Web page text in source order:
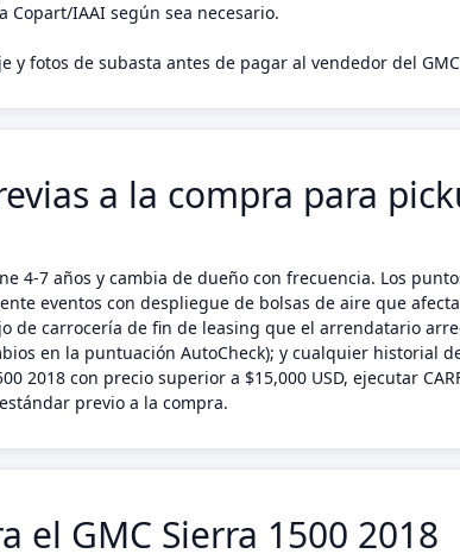
Copart/IAAI según sea necesario.
fotos de subasta antes de pagar al vendedor del GMC
a la compra para
4-7 años y cambia de dueño con frecuencia. Los
eventos con despliegue de bolsas de aire que
carrocería de fin de leasing que el arrendatario
en la puntuación AutoCheck); y cualquier historial
con precio superior a $15,000 USD, ejecutar
previo a la compra.
el GMC Sierra 1500 2018